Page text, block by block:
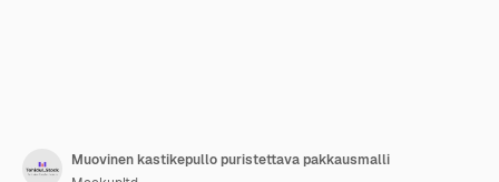
Muovinen kastikepullo puristettava pakkausmalli